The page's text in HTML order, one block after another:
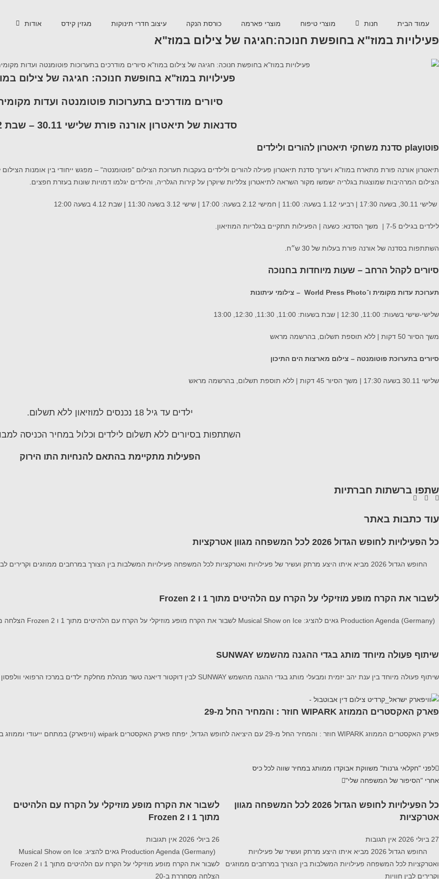
עמוד הבית חנות מוצרי טיפוח מוצרי פארמה כורסת הנקה עיצוב חדרי תינוקות מגזין קידס אודות
פעילויות במוז"א בחופשת חנוכה:חגיגה של צילום במוז"א
פעילויות במוז"א בחופשת חנוכה: חגיגה של צילום
סיורים מודרכים בתערוכות פוטומנטה ועדות
סדנאות של תיאטרון אורנה פורתשלישי 30.11 – שבת 4.12
פוטוplay סדנת משחקי תיאטרון להורים ולילדים
תיאטרון אורנה פורת מתארח במוז"א ויערוך סדנת תיאטרון פעילה להורים ולילדים בעקבות תערוכת הצילום "פוטומנטה" – מפגש ייחודי בין אומנות
הצילום המרהיבות שמוצגות בגלריה ישמשו מקור השראה לתיאטרון צלליות שיוקרן על קירות הגלריה, והילדים יגלמו דמויות שונות בעזרת חפצים.
שלישי 30.11, בשעה 17:30 | רביעי 1.12 בשעה: 11:00 | חמישי 2.12 בשעה: 17:00 | שישי 3.12 בשעה 11:30 | שבת 4.12 בשעה 12:00
לילדים בגילים 7-5 | משך הסדנא: כשעה | הפעילות תתקיים בגלריות המוזיאון.
השתתפות בסדנה של אורנה פורת בעלות של 30 ש״ח.
סיורים לקהל הרחב – שעות מיוחדות בחנוכה
תערוכת עדות מקומית ו־World Press Photo – צילומי עיתונות
שלישי-שישי בשעות: 11:00, 12:30 | שבת בשעות: 11:00, 11:30, 12:30, 13:00
משך הסיור 50 דקות | ללא תוספת תשלום, בהרשמה מראש
סיורים בתערוכת פוטומנטה – צילום מארצות הים התיכון
שלישי 30.11 בשעה 17:30 | משך הסיור 45 דקות | ללא תוספת תשלום, בהרשמה מראש
ילדים עד גיל 18 נכנסים למוזיאון ללא תשלום.
השתתפות בסיורים ללא תשלום לילדים וכלול במחיר הכניסה
הפעילות מתקיימת בהתאם להנחיות התו הירוק
שתפו ברשתות חברתיות
עוד כתבות באתר
כל הפעילויות לחופש הגדול 2026 לכל המשפחה מגוון אטרקציות
החופש הגדול 2026 מביא איתו היצע מרתק ועשיר של פעילויות ואטרקציות לכל המשפחה פעילויות המשלבות בין הצורך במרחבים ממוזגים וקרירים לבין חוויות
לשבור את הקרח מופע מוזיקלי על הקרח עם הלהיטים מתוך 1 ו Frozen 2
שיתוף פעולה מיוחד מותג בגדי ההגנה מהשמש SUNWAY
שיתוף פעולה מיוחד בין ענת יהב יזמית ומבעלי מותג בגדי ההגנה מהשמש SUNWAY לבין דוקטור דיאנה טשר מנהלת מחלקת ילדים במרכז הרפואי וולפסון מציג את מדריך הבטיחות המלא לעונה
פארק האקסטרים הממוזג WIPARK חוזר : והמחיר החל מ-29
פארק האקסטרים הממוזג WIPARK חוזר : והמחיר החל מ-29 עם היציאה לחופש הגדול, יפתח פארק האקסטרים wipark (וויפארק) במתחם ייעודי וממוזג בהיכל בית מכבי בראשון
לפני "חקלאי גרנות" משווקת אבוקדו ממותג במחיר שווה לכל כיס
אחרי "הסיפור של המשפחה שלי"
כל הפעילויות לחופש הגדול 2026 לכל המשפחה מגוון
אטרקציות
27 ביולי 2026
אין תגובות
החופש הגדול 2026 מביא איתו היצע מרתק ועשיר של פעילויות
ואטרקציות לכל המשפחה פעילויות המשלבות בין הצורך במרחבים ממוזגים
וקרירים לבין חוויות
לשבור את הקרח מופע מוזיקלי על הקרח עם הלהיטים
מתוך 1 ו Frozen 2
26 ביולי 2026
אין תגובות
Production Agenda (Germany) גאים להציג: Musical Show on Ice
לשבור את הקרח מופע מוזיקלי על הקרח עם הלהיטים מתוך 1 ו Frozen 2
הצלחה מסחררת ב-20